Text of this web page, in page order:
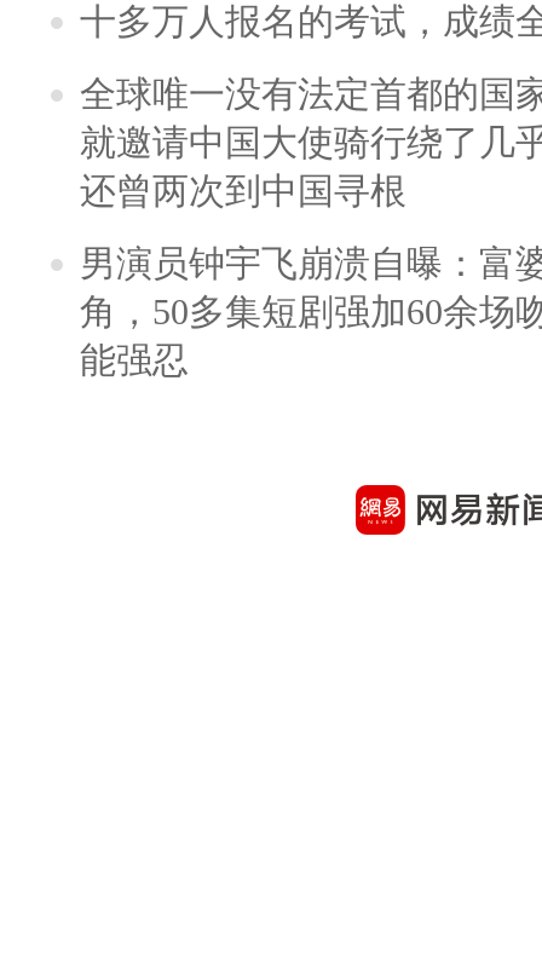
十多万人报名的考试，成绩
全球唯一没有法定首都的国
就邀请中国大使骑行绕了几
还曾两次到中国寻根
男演员钟宇飞崩溃自曝：富
角，50多集短剧强加60余场
能强忍